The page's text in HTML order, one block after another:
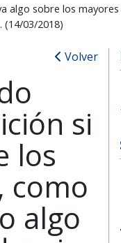
algo sobre los
(14/03/2018)
Volver
si
los
como
algo